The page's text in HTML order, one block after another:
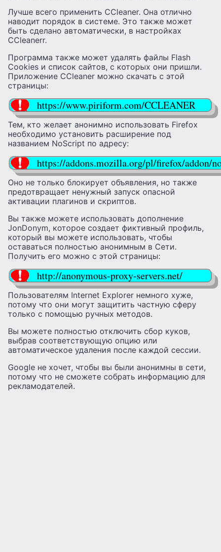
Лучше всего применить CCleaner. Она отлично
наводит порядок в системе. Это также может
быть сделано автоматически, в настройках
CCleanerr.
Программа также может удалять файлы Flash
Cookies и список сайтов, с которых они пришли.
Приложение CCleaner можно скачать с этой
страницы:
https://www.piriform.com/CCLEANER
Тем, кто желает анонимно использовать Firefox
необходимо установить расширение под
названием NoScript по адресу:
https://addons.mozilla.org/pl/firefox/addon/
Оно не только блокирует объявления, но также
предотвращает ненужный запуск опасной
активации плагинов и скриптов.
Вы также можете использовать дополнение
JonDonym, которое создает фиктивный профиль,
который вы можете использовать, чтобы
оставаться полностью анонимным в Сети.
Получить его можно с этой страницы:
http://anonymous-proxy-servers.net/
Пользователям Internet Explorer немного хуже,
потому что они могут защитить частную сферу
только с помощью ручных методов.
Вы можете полностью отключить сбор куков,
выбрав соответствующую опцию или
автоматическое удаления после каждой сессии.
Google не хочет, чтобы вы были анонимны в сети,
потому что не сможете собрать информацию для
рекламодателей.